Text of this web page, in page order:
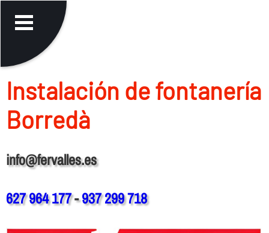
Instalación de fontanerí­a
Borredà
info@fervalles.es
627 964 177-937 299 718